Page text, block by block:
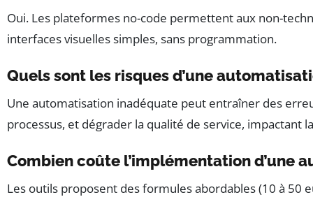
Oui. Les plateformes no-code permettent aux non-
interfaces visuelles simples, sans programmation.
Quels sont les risques d’une
Une automatisation inadéquate peut entraîner des
processus, et dégrader la qualité de service, impactant
Combien coûte l’implémentation d’une
Les outils proposent des formules abordables (10 à 50